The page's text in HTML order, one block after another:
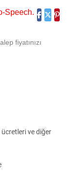
Speech.
fiyatınızı
ve diğer